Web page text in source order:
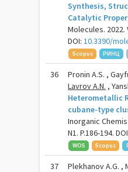
Synthesis,
Catalytic
Molecules. 2022.
DOI:10.3390/
Scopus
РИНЦ
36
Pronin A.S. ,
Lavrov A.N. ,
Heterometallic
cubane-type
Inorganic
N1. P.186-194.
WOS Scopus
37
Plekhanov A.G. ,